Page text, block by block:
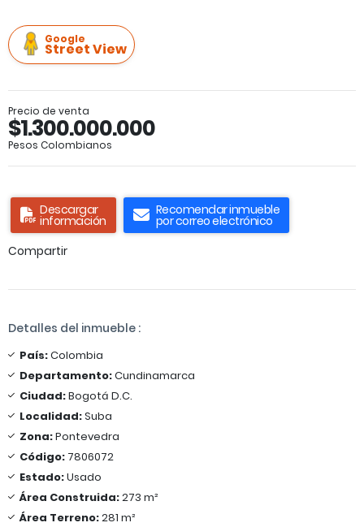
Google
Street View
Precio de venta
$1.300.000.000
Pesos Colombianos
Descargar
información
Recomendar inmueble
por correo electrónico
Compartir
Detalles del inmueble :
País:Colombia
Departamento:Cundinamarca
Ciudad:Bogotá D.C.
Localidad:Suba
Zona:Pontevedra
Código: 7806072
Estado:Usado
Área Construida:273 m²
Área Terreno:281 m²